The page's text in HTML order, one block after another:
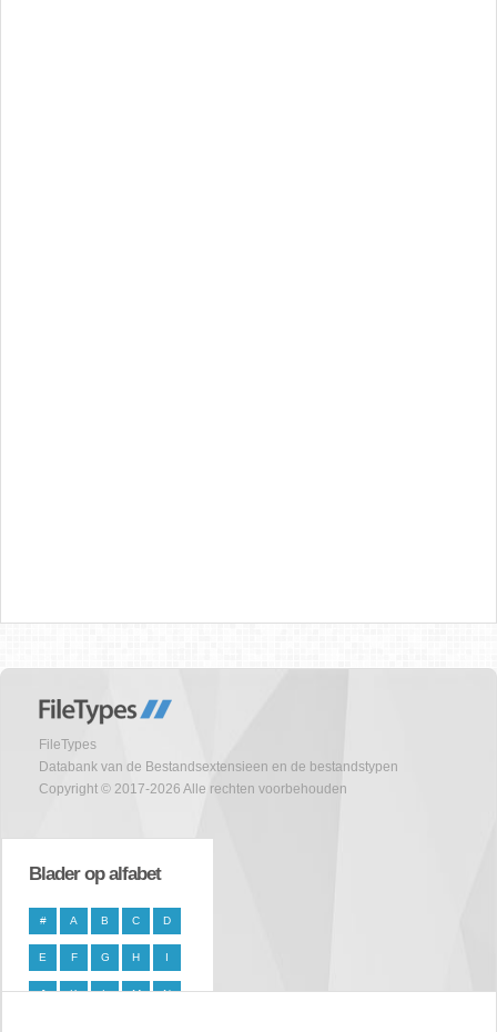
FileTypes
Databank van de Bestandsextensieen en de bestandstypen
Copyright © 2017-2026 Alle rechten voorbehouden
Blader op alfabet
# A B C D
E F G H I
J K L M N